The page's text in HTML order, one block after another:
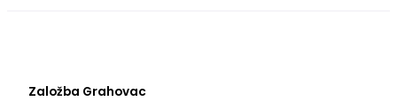
Založba Grahovac